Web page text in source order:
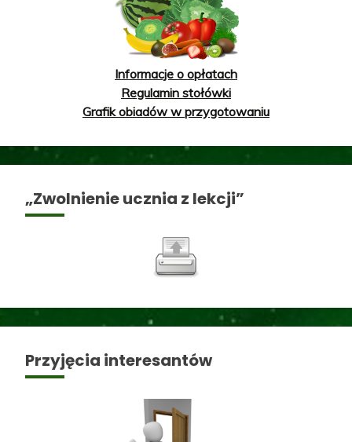
Informacje o opłatach
Regulamin stołówki
Grafik obiadów w przygotowaniu
„Zwolnienie ucznia z lekcji”
Przyjęcia interesantów